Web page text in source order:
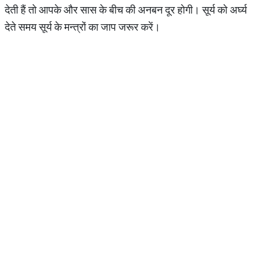
देती हैं तो आपके और सास के बीच की अनबन दूर होगी। सूर्य को अर्घ्य
देते समय सूर्य के मन्त्रों का जाप जरूर करें।